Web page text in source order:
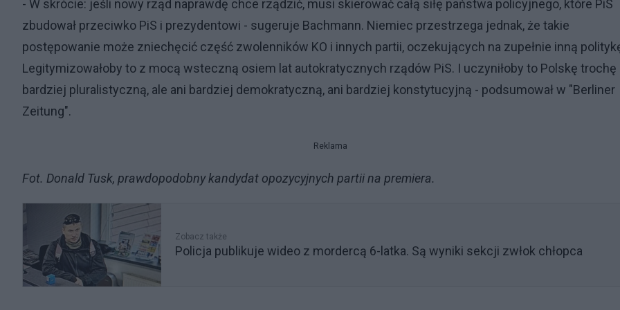
- W skrócie: jeśli nowy rząd naprawdę chce rządzić, musi skierować całą siłę państwa policyjnego, które PiS
zbudował przeciwko PiS i prezydentowi - sugeruje Bachmann. Niemiec przestrzega jednak, że takie
postępowanie może zniechęcić część zwolenników KO i innych partii, oczekujących na zupełnie inną
Legitymizowałoby to z mocą wsteczną osiem lat autokratycznych rządów PiS. I uczyniłoby to Polskę trochę
bardziej pluralistyczną, ale ani bardziej demokratyczną, ani bardziej konstytucyjną - podsumował w "Berliner
Zeitung".
Reklama
Fot. Donald Tusk, prawdopodobny kandydat opozycyjnych partii na premiera.
Zobacz także
Policja publikuje wideo z mordercą 6-latka. Są wyniki sekcji zwłok chłopca